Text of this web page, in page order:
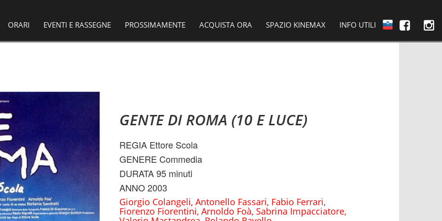
ORARI EVENTI E RASSEGNE PROSSIMAMENTE ACQUISTA ORA SPAZIO KINEMAX INFO UTILI
GENTE DI ROMA (10 E LUCE)
REGIA Ettore Scola
GENERE Commedia
DURATA 95 minuti
ANNO 2003
Giorgio Colangeli, Antonello Fassari, Fabio Ferrari,
Fiorenzo Fiorentini, Arnoldo Foà, Sabrina Impacciatore,